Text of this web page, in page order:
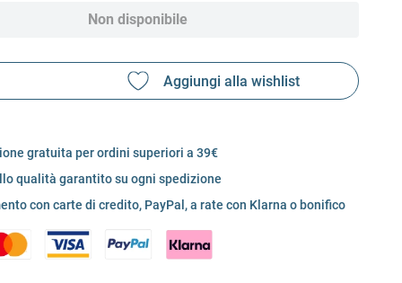
Non disponibile
gratuita per ordini superiori a 39€
qualità garantito su ogni spedizione
con carte di credito, PayPal, a rate con Klarna o bonifico